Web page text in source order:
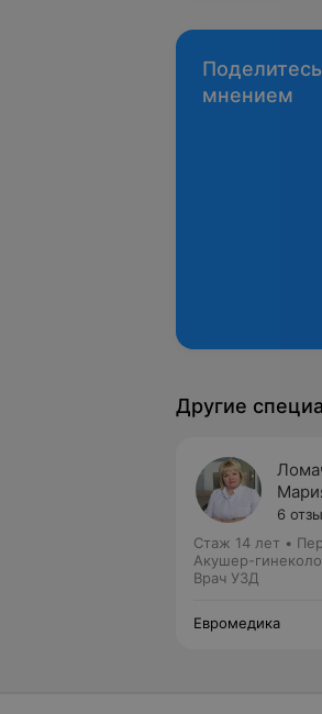
Поделитесь
мнением
Другие
6
Стаж 14 лет •
Акушер-
Врач УЗД
Евромедика